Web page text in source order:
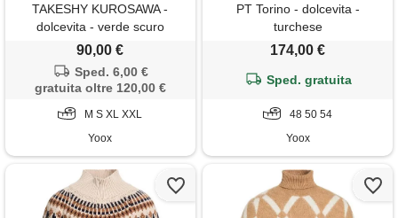
TAKESHY KUROSAWA -
dolcevita - verde scuro
90,00 €
Sped. 6,00 €
gratuita oltre 120,00 €
M S XL XXL
Yoox
PT Torino - dolcevita -
turchese
174,00 €
Sped. gratuita
48 50 54
Yoox